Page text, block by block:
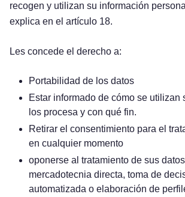
recogen y utilizan su información
explica en el artículo 18.
Les concede el derecho a:
Portabilidad de los datos
Estar informado de cómo se utilizan
los procesa y con qué fin.
Retirar el consentimiento para el
en cualquier momento
oponerse al tratamiento de sus
mercadotecnia directa, toma de
automatizada o elaboración de